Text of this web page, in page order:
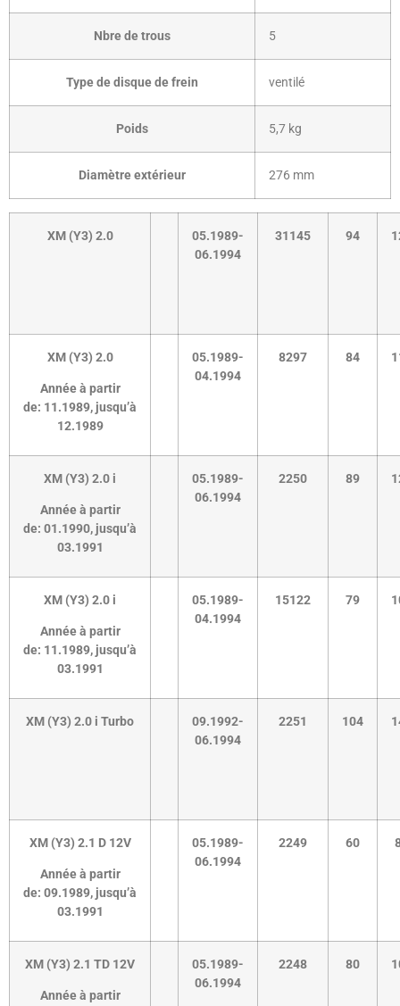
Nbre de trous 5
Type de disque de frein ventilé
Poids 5,7 kg
Diamètre extérieur 276 mm
XM (Y3) 2.0
05.1989-
06.1994
31145 94
XM (Y3) 2.0
Année à partir
de: 11.1989, jusqu’à
12.1989
05.1989-
04.1994
8297 84
XM (Y3) 2.0 i
Année à partir
de: 01.1990, jusqu’à
03.1991
05.1989-
06.1994
2250 89
XM (Y3) 2.0 i
Année à partir
de: 11.1989, jusqu’à
03.1991
05.1989-
04.1994
15122 79
XM (Y3) 2.0 i Turbo
09.1992-
06.1994
2251 104
XM (Y3) 2.1 D 12V
Année à partir
de: 09.1989, jusqu’à
03.1991
05.1989-
06.1994
2249 60
XM (Y3) 2.1 TD 12V
Année à partir
05.1989-
06.1994
2248 80